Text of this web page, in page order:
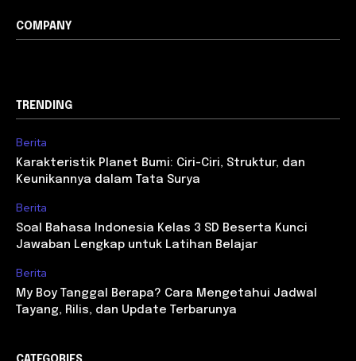
COMPANY
TRENDING
Berita
Karakteristik Planet Bumi: Ciri-Ciri, Struktur, dan
Keunikannya dalam Tata Surya
Berita
Soal Bahasa Indonesia Kelas 3 SD Beserta Kunci
Jawaban Lengkap untuk Latihan Belajar
Berita
My Boy Tanggal Berapa? Cara Mengetahui Jadwal
Tayang, Rilis, dan Update Terbarunya